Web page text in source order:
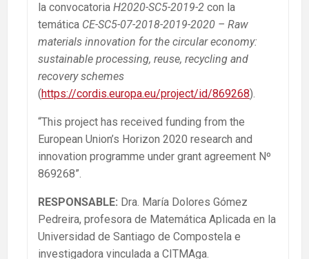
la convocatoria H2020-SC5-2019-2 con la
temática CE-SC5-07-2018-2019-2020 – Raw
materials innovation for the circular economy:
sustainable processing, reuse, recycling and
recovery schemes
(https://cordis.europa.eu/project/id/869268).
“This project has received funding from the
European Union’s Horizon 2020 research and
innovation programme under grant agreement Nº
869268”.
RESPONSABLE: Dra. María Dolores Gómez
Pedreira, profesora de Matemática Aplicada en la
Universidad de Santiago de Compostela e
investigadora vinculada a CITMAga.